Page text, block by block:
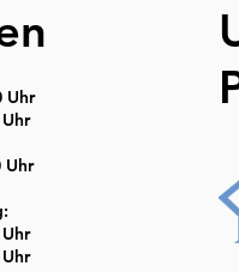
für Juli
Uhr
Uhr